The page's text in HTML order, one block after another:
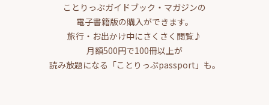
ことりっぷガイドブック・マガジンの
電子書籍版の購入ができます。
旅行・お出かけ中にさくさく閲覧♪
月額500円で100冊以上が
読み放題になる「ことりっぷpassport」も。